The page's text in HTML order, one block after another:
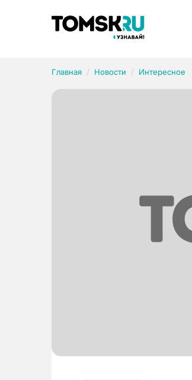
Главная Новости Интересное
Рубрики